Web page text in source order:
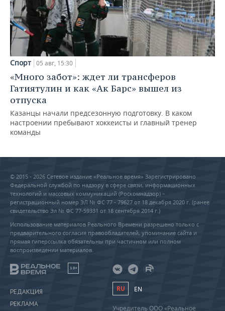
Спорт 05 авг, 15:30
«Много забот»: ждет ли трансферов
Гатиятулин и как «Ак Барс» вышел из
отпуска
Казанцы начали предсезонную подготовку. В каком
настроении пребывают хоккеисты и главный тренер
команды
© 2015 - 2026 Сетевое издание «Реальное время» Зарегистрировано
Федеральной службой по надзору в сфере связи, информационных
технологий и массовых коммуникаций (Роскомнадзор) –
регистрационный номер ЭЛ № ФС 77 - 79627 от 18 декабря 2020 г. (ранее
свидетельство Эл № ФС 77-59331 от 18 сентября 2014 г.)
Использование материалов Реального Времени разрешено только с
предварительного согласия правообладателей, упоминание сайта и
прямая гиперссылка обязательны при частичном или полном
воспроизведении материалов.
18+
РЕДАКЦИЯ
РЕКЛАМА
RU EN
Учредитель ООО «Реальное